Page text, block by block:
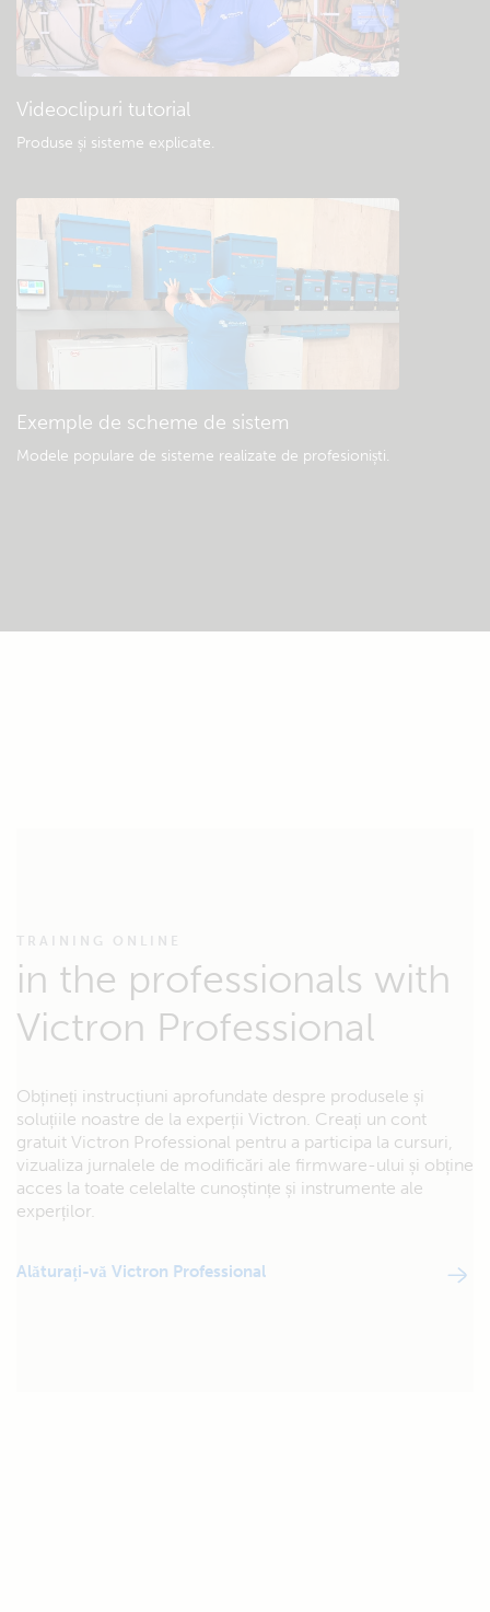
Videoclipuri tutorial
Produse și sisteme explicate.
Exemple de scheme de sistem
Modele populare de sisteme realizate de profesioniști.
TRAINING ONLINE
in the professionals with
Victron Professional
Obțineți instrucțiuni aprofundate despre produsele și
soluțiile noastre de la experții Victron. Creați un cont
gratuit Victron Professional pentru a participa la cursuri,
vizualiza jurnalele de modificări ale firmware-ului și obține
acces la toate celelalte cunoștințe și instrumente ale
experților.
Alăturați-vă Victron Professional